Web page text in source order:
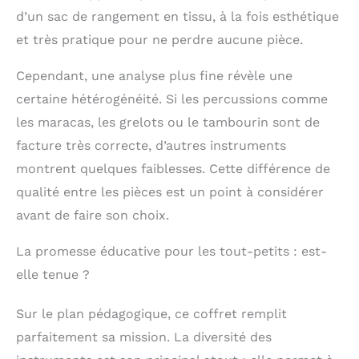
disponibles ailleurs
un bois de mauvaise
: notre ensemble est
fait à la main, en bois
voit et se ressent
immédiatement !
Enfin un bel ensemble
parfois des
instruments en ligne…
de différentes
créé un joli set
d’instruments en bois,
d’un sac de rangement en tissu, à la fois esthétique
et très pratique pour ne perdre aucune pièce.
Cependant, une analyse plus fine révèle une
certaine hétérogénéité. Si les percussions comme
les maracas, les grelots ou le tambourin sont de
facture très correcte, d’autres instruments
montrent quelques faiblesses. Cette différence de
qualité entre les pièces est un point à considérer
avant de faire son choix.
La promesse éducative pour les tout-petits : est-
elle tenue ?
Sur le plan pédagogique, ce coffret remplit
parfaitement sa mission. La diversité des